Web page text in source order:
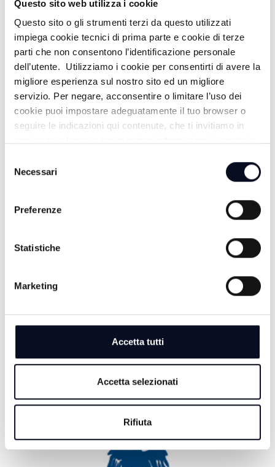
Questo sito web utilizza i cookie
Questo sito o gli strumenti terzi da questo utilizzati
impiega cookie tecnici di prima parte e cookie di terze
parti che non consentono l’identificazione personale
dell’utente. Utilizziamo i cookie per consentirti di avere la
migliore esperienza sul nostro sito ed un migliore
servizio. Per negare, acconsentire o limitare l’uso dei
cookie puoi impostare adeguatamente il tuo browser o
seguire le indicazioni qui contenute, che ti invitiamo in
delNecessari
Preferenze
Statistiche
Marketing
Accetta tutti
Accetta selezionati
Rifiuta
ALTRE NOTIZIE TUTTE LE NOTIZIE
8 AGOSTO 2026
PAVANA: Guccini, funerale in corso, presente anche
EMILIA-ROMAGNA: Regione, al via quattro bandi di
assunzione per 35 posti di lavoro
8 AGOSTO 2026